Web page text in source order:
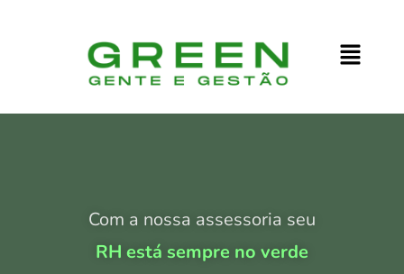
Com a nossa assessoria seu
RH está sempre no verde